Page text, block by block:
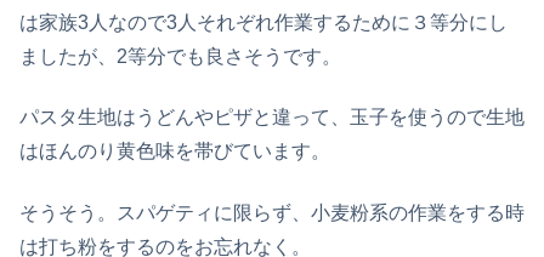
は家族3人なので3人それぞれ作業するために３等分にし
ましたが、2等分でも良さそうです。
パスタ生地はうどんやピザと違って、玉子を使うので生地
はほんのり黄色味を帯びています。
そうそう。スパゲティに限らず、小麦粉系の作業をする時
は打ち粉をするのをお忘れなく。